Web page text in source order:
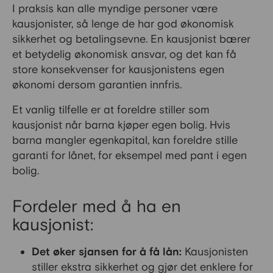
I praksis kan alle myndige personer være
kausjonister, så lenge de har god økonomisk
sikkerhet og betalingsevne. En kausjonist bærer
et betydelig økonomisk ansvar, og det kan få
store konsekvenser for kausjonistens egen
økonomi dersom garantien innfris.
Et vanlig tilfelle er at foreldre stiller som
kausjonist når barna kjøper egen bolig. Hvis
barna mangler egenkapital, kan foreldre stille
garanti for lånet, for eksempel med pant i egen
bolig.
Fordeler med å ha en
kausjonist:
Det øker sjansen for å få lån: Kausjonisten
stiller ekstra sikkerhet og gjør det enklere for